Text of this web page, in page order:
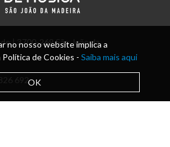
| 3700-269 São João da
692
no nosso website implica a
de Cookies - Saiba mais aqui
OK